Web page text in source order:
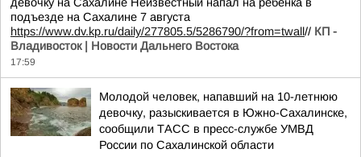
подъезде на Сахалине 7 августа
https://www.dv.kp.ru/daily/277805.5/5286790/?from=twall// КП -
Владивосток | Новости Дальнего Востока
17:59
Молодой человек, напавший на 10-летнюю
девочку, разыскивается в Южно-Сахалинске,
сообщили ТАСС в пресс-службе УМВД
России по Сахалинской области